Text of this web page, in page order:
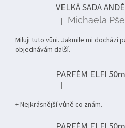
VELKÁ SADA
Hodnocení produktu
| Michaela
Miluji tuto vůni. Jakmile mi dochází
objednávám další.
PARFÉM ELFI
Hodnocení produktu
|
+ Nejkrásnější vůně co znám.